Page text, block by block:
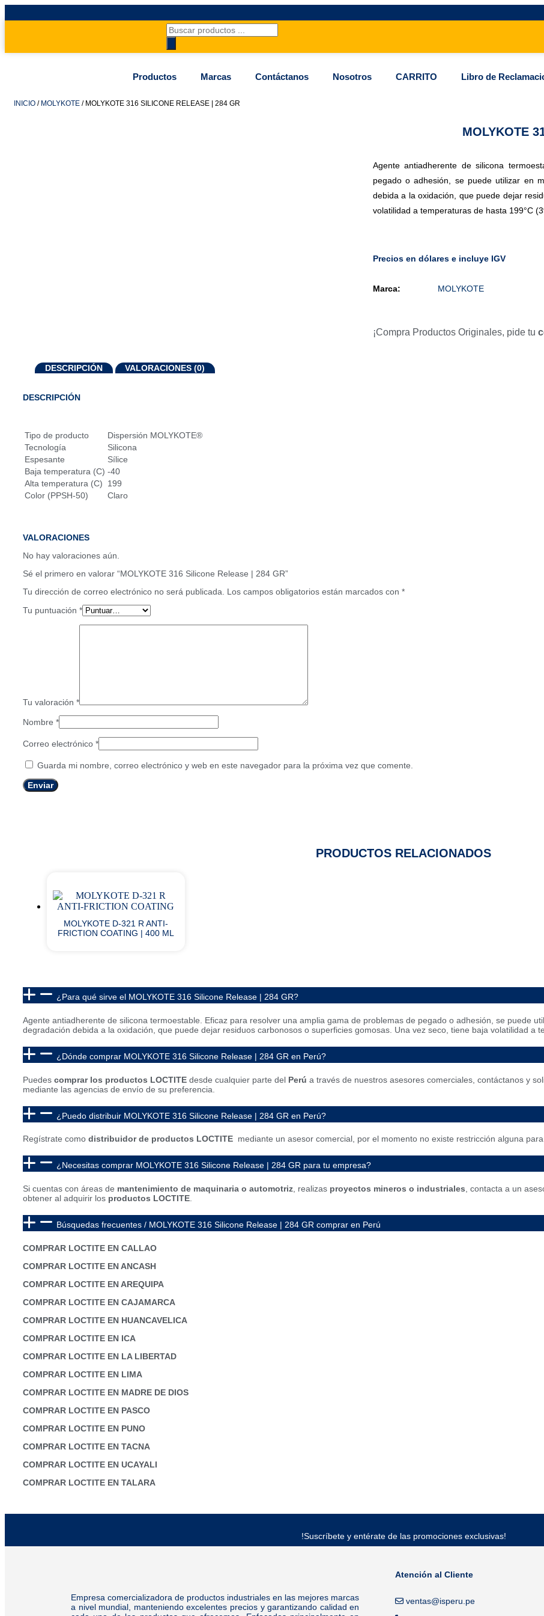
Productos Marcas Contáctanos Nosotros CARRITO Libro de
INICIO / MOLYKOTE / MOLYKOTE 316 SILICONE RELEASE | 284 GR
MOLYKOTE
Agente antiadherente de silicona
pegado o adhesión, se puede utilizar en
debida a la oxidación, que puede dejar
volatilidad a temperaturas de hasta 199°C
Precios en dólares e incluye IGV
Marca: MOLYKOTE
¡Compra Productos Originales, pide tu
DESCRIPCIÓN VALORACIONES (0)
DESCRIPCIÓN
Tipo de producto
Dispersión MOLYKOTE®
Tecnología
Silicona
Espesante
Sílice
Baja temperatura (C) -40
Alta temperatura (C)
199
Color (PPSH-50)
Claro
VALORACIONES
No hay valoraciones aún.
Sé el primero en valorar “MOLYKOTE 316 Silicone Release | 284 GR”
Tu dirección de correo electrónico no será publicada. Los campos obligatorios están marcados con *
Tu puntuación *
Tu valoración *
Nombre *
Correo electrónico *
Guarda mi nombre, correo electrónico y web en este navegador para la próxima vez que comente.
PRODUCTOS RELACIONADOS
MOLYKOTE D-321 R ANTI-
FRICTION COATING | 400 ML
¿Para qué sirve el MOLYKOTE 316 Silicone Release | 284 GR?
Agente antiadherente de silicona termoestable. Eficaz para resolver una amplia gama de problemas de pegado o adhesión, se puede
degradación debida a la oxidación, que puede dejar residuos carbonosos o superficies gomosas. Una vez seco, tiene baja volatilidad a
¿Dónde comprar MOLYKOTE 316 Silicone Release | 284 GR en Perú?
Puedes comprar los productos LOCTITE desde cualquier parte del Perú a través de nuestros asesores comerciales, contáctanos y
mediante las agencias de envío de su preferencia.
¿Puedo distribuir MOLYKOTE 316 Silicone Release | 284 GR en Perú?
Regístrate como distribuidor de productos LOCTITE mediante un asesor comercial, por el momento no existe restricción alguna
¿Necesitas comprar MOLYKOTE 316 Silicone Release | 284 GR para tu empresa?
Si cuentas con áreas de mantenimiento de maquinaria o automotriz, realizas proyectos mineros o industriales, contacta a un
obtener al adquirir los productos LOCTITE.
Búsquedas frecuentes / MOLYKOTE 316 Silicone Release | 284 GR comprar en Perú
COMPRAR LOCTITE EN CALLAO
COMPRAR LOCTITE EN ANCASH
COMPRAR LOCTITE EN AREQUIPA
COMPRAR LOCTITE EN CAJAMARCA
COMPRAR LOCTITE EN HUANCAVELICA
COMPRAR LOCTITE EN ICA
COMPRAR LOCTITE EN LA LIBERTAD
COMPRAR LOCTITE EN LIMA
COMPRAR LOCTITE EN MADRE DE DIOS
COMPRAR LOCTITE EN PASCO
COMPRAR LOCTITE EN PUNO
COMPRAR LOCTITE EN TACNA
COMPRAR LOCTITE EN UCAYALI
COMPRAR LOCTITE EN TALARA
!Suscríbete y entérate de las promociones exclusivas!
Empresa comercializadora de productos industriales en las mejores marcas
a nivel mundial, manteniendo excelentes precios y garantizando calidad en
Atención al Cliente
ventas@isperu.pe